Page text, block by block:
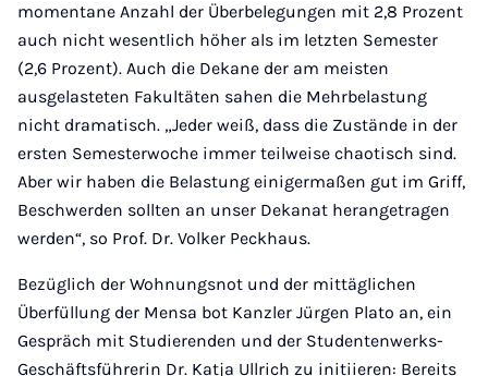
momentane Anzahl der Überbelegungen mit 2,8 Prozent
auch nicht wesentlich höher als im letzten Semester
(2,6 Prozent). Auch die Dekane der am meisten
ausgelasteten Fakultäten sahen die Mehrbelastung
nicht dramatisch. „Jeder weiß, dass die Zustände in der
ersten Semesterwoche immer teilweise chaotisch sind.
Aber wir haben die Belastung einigermaßen gut im Griff,
Beschwerden sollten an unser Dekanat herangetragen
werden“, so Prof. Dr. Volker Peckhaus.
Bezüglich der Wohnungsnot und der mittäglichen
Überfüllung der Mensa bot Kanzler Jürgen Plato an, ein
Gespräch mit Studierenden und der Studentenwerks-
Geschäftsführerin Dr. Katja Ullrich zu initiieren: Bereits